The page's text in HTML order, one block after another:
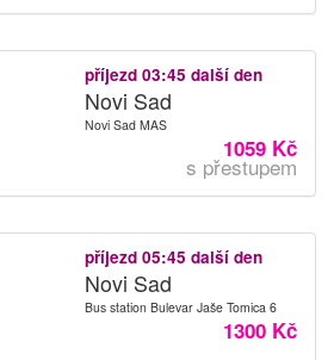
příjezd 03:45 další den
Novi Sad
Novi Sad MAS
1059 Kč
s přestupem
příjezd 05:45 další den
Novi Sad
Bus station Bulevar Jaše Tomica 6
1300 Kč